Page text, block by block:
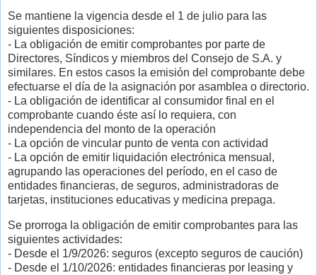
Se mantiene la vigencia desde el 1 de julio para las
siguientes disposiciones:
- La obligación de emitir comprobantes por parte de
Directores, Síndicos y miembros del Consejo de S.A. y
similares. En estos casos la emisión del comprobante debe
efectuarse el día de la asignación por asamblea o directorio.
- La obligación de identificar al consumidor final en el
comprobante cuando éste así lo requiera, con
independencia del monto de la operación
- La opción de vincular punto de venta con actividad
- La opción de emitir liquidación electrónica mensual,
agrupando las operaciones del período, en el caso de
entidades financieras, de seguros, administradoras de
tarjetas, instituciones educativas y medicina prepaga.
Se prorroga la obligación de emitir comprobantes para las
siguientes actividades:
- Desde el 1/9/2026: seguros (excepto seguros de caución)
- Desde el 1/10/2026: entidades financieras por leasing y